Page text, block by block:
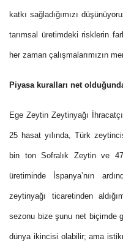
katkı sağladığımızı
tarımsal üretimdeki risklerin
her zaman çalışmalarımızın
Piyasa kuralları net
Ege Zeytin Zeytinyağı
25 hasat yılında, Türk
bin ton Sofralık Zeytin ve
üretiminde İspanya’nın
zeytinyağı ticaretinden
sezonu bize şunu net biçimde
dünya ikincisi olabilir; ama